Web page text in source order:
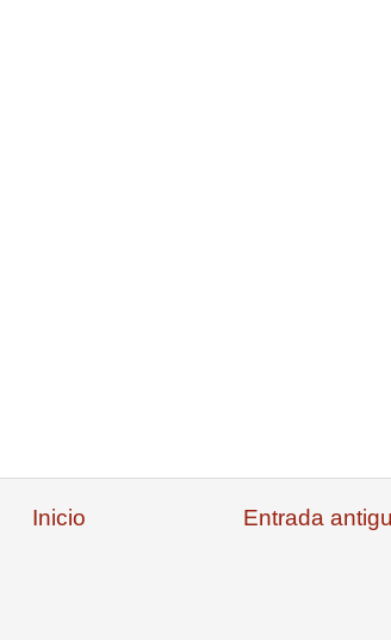
Entrada
Inicio